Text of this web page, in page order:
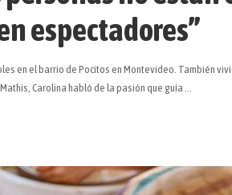
espectadores”
en el barrio de Pocitos en Montevideo. También
Carolina habló de la pasión que guía ...